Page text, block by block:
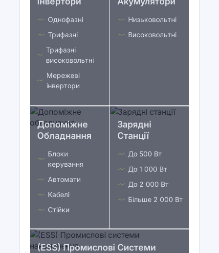
Однофазні
Трифазні
Трифазні
високовольтні
Мережеві
інвертори
Низьковольтні
Високовольтні
Допоміжне
Обладнання
Блоки
керування
Автомати
Кабелі
Стійки
Зарядні
Станції
До 500 Вт
До 1 000 Вт
До 2 000 Вт
Більше 2 000 Вт
(ESS) Промислові Системи